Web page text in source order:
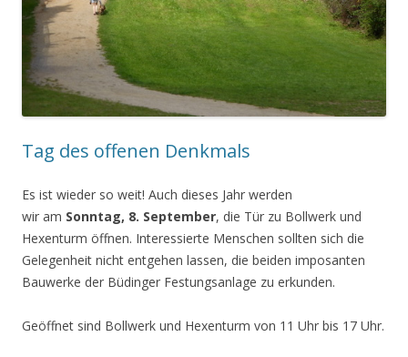
Tag des offenen Denkmals
Es ist wieder so weit! Auch dieses Jahr werden
wir am Sonntag, 8. September, die Tür zu Bollwerk und
Hexenturm öffnen. Interessierte Menschen sollten sich die
Gelegenheit nicht entgehen lassen, die beiden imposanten
Bauwerke der Büdinger Festungsanlage zu erkunden.
Geöffnet sind Bollwerk und Hexenturm von 11 Uhr bis 17 Uhr.